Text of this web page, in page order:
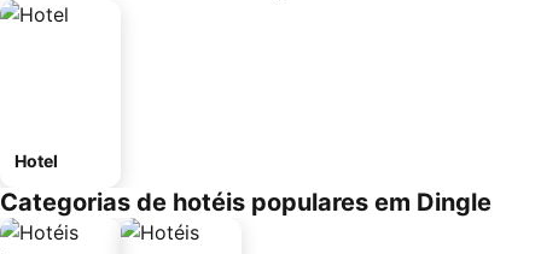
Hotel
Categorias de hotéis populares em Dingle